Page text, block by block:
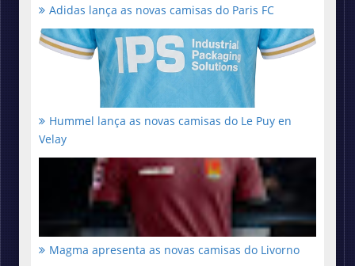
Adidas lança as novas camisas do Paris FC
Hummel lança as novas camisas do Le Puy en
Velay
Magma apresenta as novas camisas do Livorno